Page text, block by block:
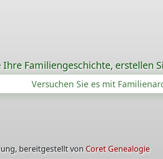
Ihre Familiengeschichte, erstellen
Versuchen Sie es mit
bereitgestellt von Coret Genealogie